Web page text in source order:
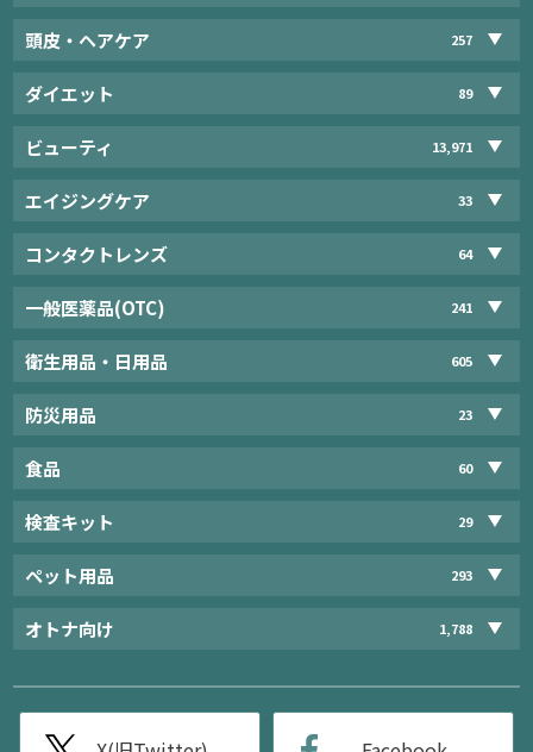
頭皮・ヘアケア 257
ダイエット 89
ビューティ 13,971
エイジングケア 33
コンタクトレンズ 64
一般医薬品(OTC) 241
衛生用品・日用品 605
防災用品 23
食品 60
検査キット 29
ペット用品 293
オトナ向け 1,788